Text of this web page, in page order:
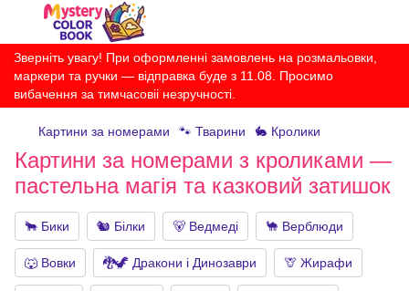
Зверніть увагу! При оформленні замовлень на розмальовки,
маркери та ручки — відправка буде з 11.08. Просимо
вибачення за тимчасовіі незручності.
Картини за номерами 🐾 Тварини 🐇 Кролики
Картини за номерами з кроликами —
пастельна магія та казковий затишок
🐂 Бики 🐿️ Білки 🐻 Ведмеді 🐪 Верблюди
🐺 Вовки 🐉🦖 Дракони і Динозаври 🦒 Жирафи